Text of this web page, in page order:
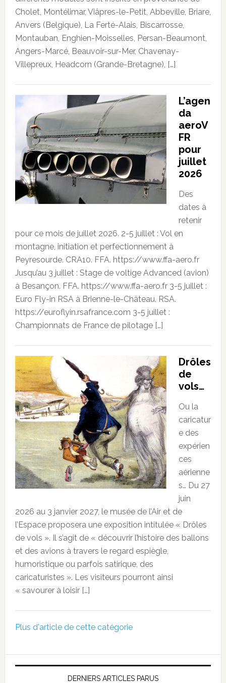
Cholet, Montélimar, Viâpres-le-Petit, Abbeville, Briare,
Anvers (Belgique), La Ferté-Alais, Biscarrosse,
Montauban, Enghien-Moisselles, Persan-Beaumont,
Angers-Marcé, Beauvoir-sur-Mer, Chavenay-
Villepreux, Headcorn (Grande-Bretagne), […]
L’agen
da
aeroV
FR
pour
juillet
2026
Des
dates à
retenir
pour ce mois de juillet 2026. 2-5 juillet : Vol en
montagne, initiation et perfectionnement à
Peyresourde. CRA10. FFA. https://www.ffa-aero.fr
Jusqu’au 3 juillet : Stage de voltige Advanced (avion)
à Besançon. FFA. https://www.ffa-aero.fr 3-5 juillet :
Euro Fly-in RSA à Brienne-le-Château. RSA.
https://euroflyin.rsafrance.com 3-5 juillet :
Championnats de France de pilotage […]
Drôles
de
vols…
Ou la
caricatur
e des
expérien
ces
aérienne
s… Du 27
juin
2026 au 3 janvier 2027, le musée de l’Air et de
l’Espace proposera une exposition intitulée « Drôles
de vols ». Il s’agit de « découvrir l’histoire des ballons
et des avions à travers le regard espiègle,
humoristique ou parfois satirique, des
caricaturistes ». Les visiteurs pourront ainsi
« savourer à loisir […]
Plus d'article de cette catégorie
DERNIERS ARTICLES PARUS